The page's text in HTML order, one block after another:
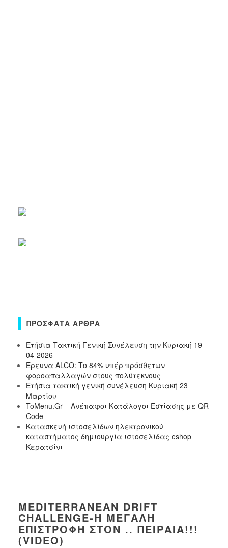
ΠΡΌΣΦΑΤΑ ΆΡΘΡΑ
Ετήσια Τακτική Γενική Συνέλευση την Κυριακή 19-
04-2026
Έρευνα ALCO: Το 84% υπέρ πρόσθετων
φοροαπαλλαγών στους πολύτεκνους
Ετήσια τακτική γενική συνέλευση Κυριακή 23
Μαρτίου
ToMenu.Gr – Ανέπαφοι Κατάλογοι Εστίασης με QR
Code
Κατασκευή ιστοσελίδων ηλεκτρονικού
καταστήματος δημιουργία ιστοσελίδας eshop
Κερατσίνι
MEDITERRANEAN DRIFT
CHALLENGE-Η ΜΕΓΆΛΗ
ΕΠΙΣΤΡΟΦΉ ΣΤΟΝ .. ΠΕΙΡΑΙΆ!!!
(VIDEO)